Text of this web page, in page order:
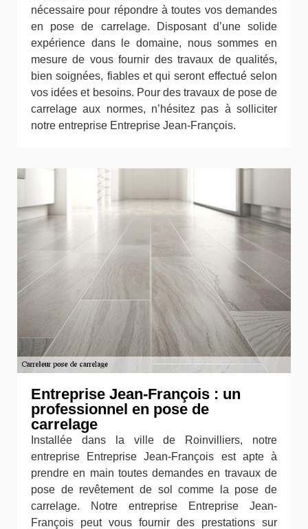
nécessaire pour répondre à toutes vos demandes
en pose de carrelage. Disposant d’une solide
expérience dans le domaine, nous sommes en
mesure de vous fournir des travaux de qualités,
bien soignées, fiables et qui seront effectué selon
vos idées et besoins. Pour des travaux de pose de
carrelage aux normes, n’hésitez pas à solliciter
notre entreprise Entreprise Jean-François.
Entreprise Jean-François : un
professionnel en pose de
carrelage
Installée dans la ville de Roinvilliers, notre
entreprise Entreprise Jean-François est apte à
prendre en main toutes demandes en travaux de
pose de revêtement de sol comme la pose de
carrelage. Notre entreprise Entreprise Jean-
François peut vous fournir des prestations sur